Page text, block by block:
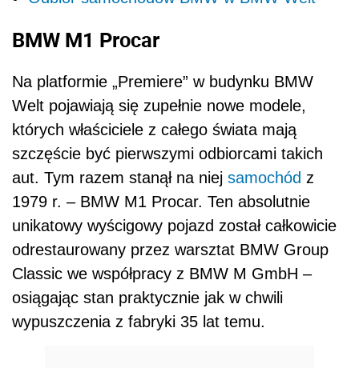
BMW M1 Procar
Na platformie „Premiere” w budynku BMW
Welt pojawiają się zupełnie nowe modele,
których właściciele z całego świata mają
szczęście być pierwszymi odbiorcami takich
aut. Tym razem stanął na niej samochód z
1979 r. – BMW M1 Procar. Ten absolutnie
unikatowy wyścigowy pojazd został całkowicie
odrestaurowany przez warsztat BMW Group
Classic we współpracy z BMW M GmbH –
osiągając stan praktycznie jak w chwili
wypuszczenia z fabryki 35 lat temu.